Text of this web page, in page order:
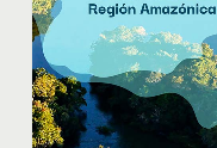
de
la
Región
Amazónica